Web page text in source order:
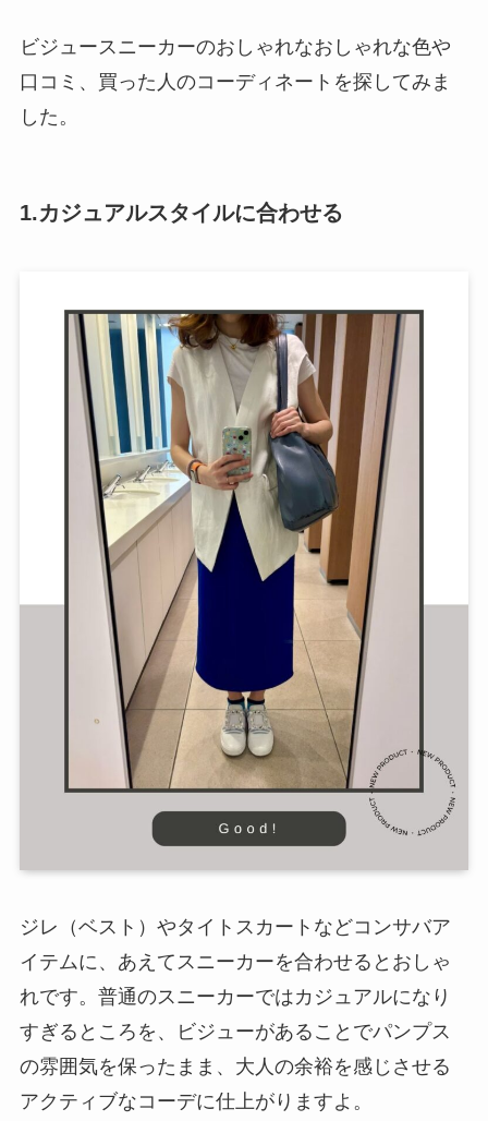
ビジュースニーカーのおしゃれなおしゃれな色や
口コミ、買った人のコーディネートを探してみま
した。
1.カジュアルスタイルに合わせる
ジレ（ベスト）やタイトスカートなどコンサバア
イテムに、あえてスニーカーを合わせるとおしゃ
れです。普通のスニーカーではカジュアルになり
すぎるところを、ビジューがあることでパンプス
の雰囲気を保ったまま、大人の余裕を感じさせる
アクティブなコーデに仕上がりますよ。